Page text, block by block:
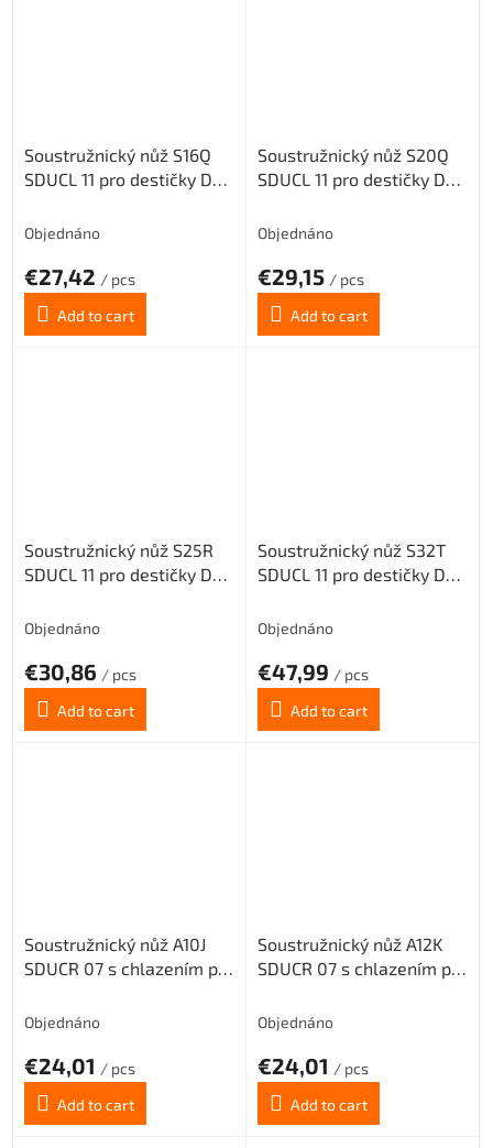
Soustružnický nůž S16Q
SDUCL 11 pro destičky DC..
Objednáno
€27,42 / pcs
Add to cart
Soustružnický nůž S20Q
SDUCL 11 pro destičky DC..
Objednáno
€29,15 / pcs
Add to cart
Soustružnický nůž S25R
SDUCL 11 pro destičky DC..
Objednáno
€30,86 / pcs
Add to cart
Soustružnický nůž S32T
SDUCL 11 pro destičky DC..
Objednáno
€47,99 / pcs
Add to cart
Soustružnický nůž A10J
SDUCR 07 s chlazením pro
(pravý)
Objednáno
€24,01 / pcs
Add to cart
Soustružnický nůž A12K
SDUCR 07 s chlazením pro
(pravý)
Objednáno
€24,01 / pcs
Add to cart